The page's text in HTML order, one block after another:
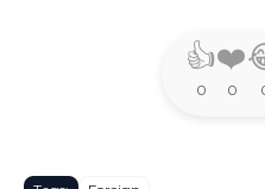
👍
0
❤️
0